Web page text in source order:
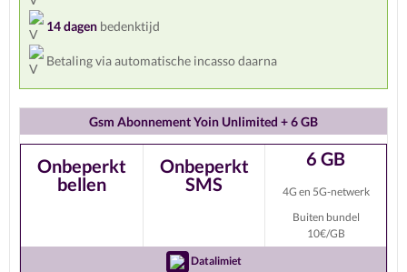
14 dagen bedenktijd
Betaling via automatische incasso daarna
Gsm Abonnement Yoin Unlimited + 6 GB
Onbeperkt
bellen
Onbeperkt
SMS
6 GB
4G en 5G-netwerk
Buiten bundel
10€/GB
Datalimiet